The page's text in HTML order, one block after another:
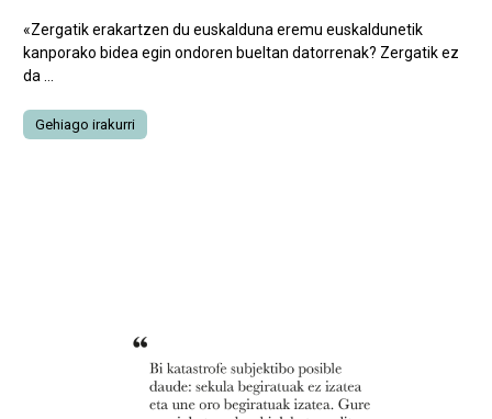
«Zergatik erakartzen du euskalduna eremu euskaldunetik
kanporako bidea egin ondoren bueltan datorrenak? Zergatik ez
da ...
Gehiago irakurri